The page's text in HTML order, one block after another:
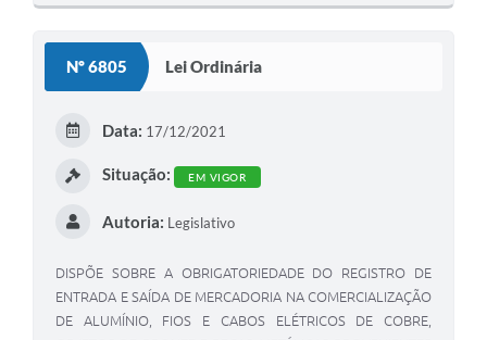
Nº 6805 Lei Ordinária
Data: 17/12/2021
Situação: EM VIGOR
Autoria: Legislativo
DISPÕE SOBRE A OBRIGATORIEDADE DO REGISTRO DE
ENTRADA E SAÍDA DE MERCADORIA NA COMERCIALIZAÇÃO
DE ALUMÍNIO, FIOS E CABOS ELÉTRICOS DE COBRE,